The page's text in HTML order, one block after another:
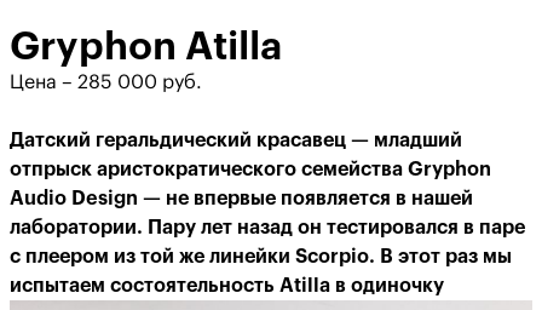
Gryphon Atilla
Цена – 285 000 руб.
Датский геральдический красавец — младший
отпрыск аристократического семейства Gryphon
Audio Design — не впервые появляется в нашей
лаборатории. Пару лет назад он тестировался в паре
с плеером из той же линейки Scorpio. В этот раз мы
испытаем состоятельность Atilla в одиночку